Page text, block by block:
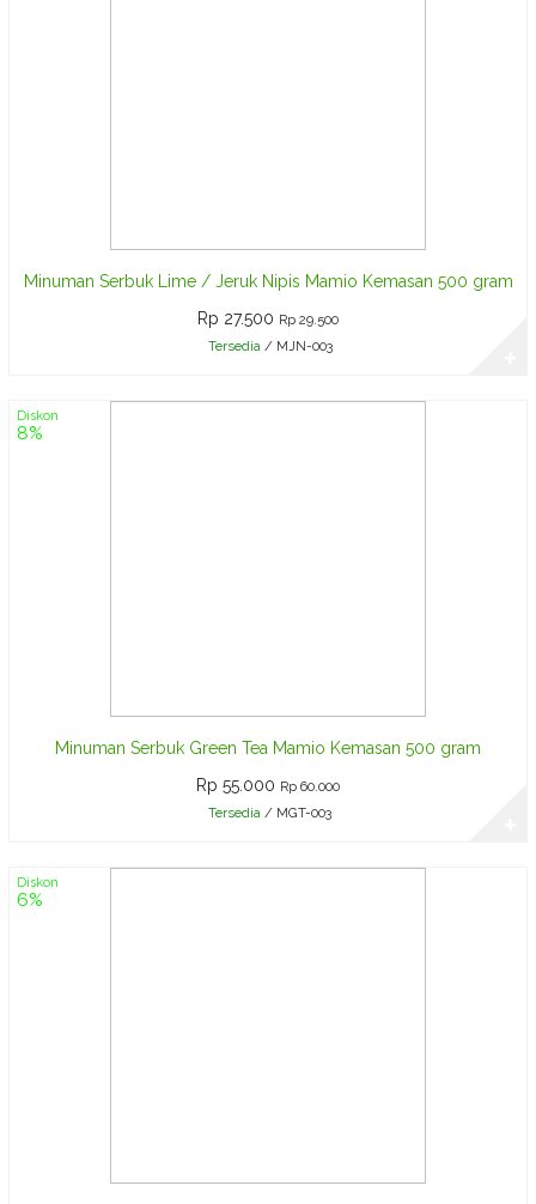
Minuman Serbuk Lime / Jeruk Nipis Mamio Kemasan 500 gram
Rp 27.500 Rp 29.500
Tersedia/ MJN-003
Diskon
8%
Minuman Serbuk Green Tea Mamio Kemasan 500 gram
Rp 55.000 Rp 60.000
Tersedia / MGT-003
Diskon
6%